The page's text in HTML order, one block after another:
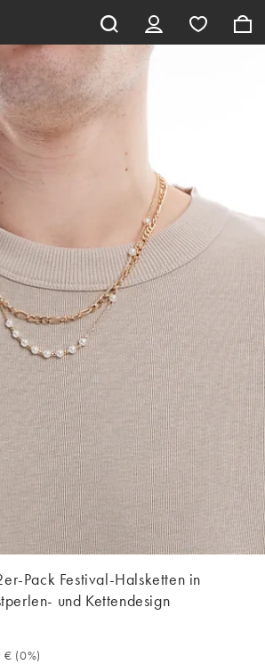
Pack Festival-Halsketten in
und Kettendesign
Bestpreis 9,89 € (0%). Vorher 17,99 €. (-
€ (0%)